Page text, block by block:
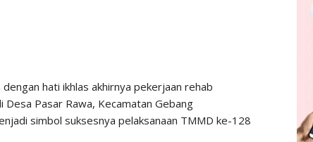
hati ikhlas akhirnya pekerjaan rehab
Desa Pasar Rawa, Kecamatan Gebang
simbol suksesnya pelaksanaan TMMD ke-128